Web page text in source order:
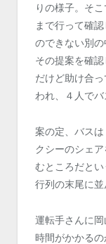
りの様子。そ
まで行って確
のできない別の
その提案を確
だけど助け合
われ、４人でバ
案の定、バス
クシーのシェ
むところだとい
行列の末尾に並
運転手さんに
時間がかかる